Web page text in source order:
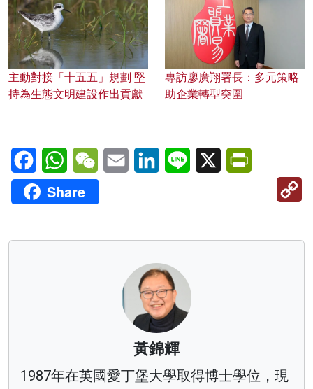
主動對接「十五五」規劃 堅
持為生態文明建設作出貢獻
專訪廖廣翔署長：多元策略
助企業轉型突圍
FacebookWhatsAppWeChatEmail LinkedInLine X
Share
黃錦輝
1987年在英國愛丁堡大學取得博士學位，現